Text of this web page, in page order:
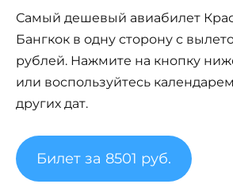
Самый дешевый авиабилет
Бангкок в одну сторону с
рублей. Нажмите на кнопку
или воспользуйтесь
других дат.
Билет за 8501 руб.